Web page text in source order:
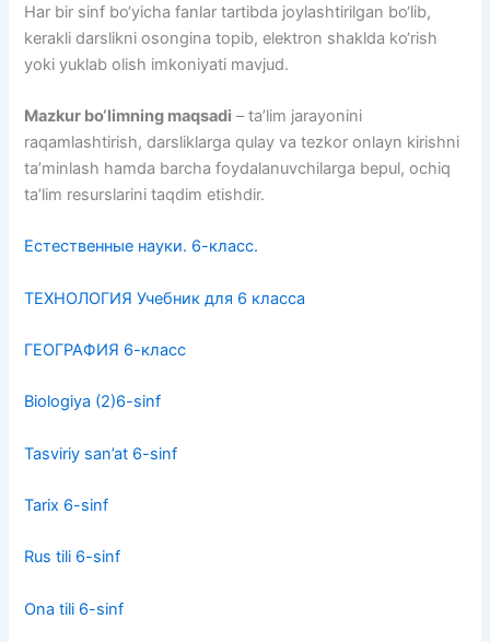
Har bir sinf bo‘yicha fanlar tartibda joylashtirilgan bo‘lib,
kerakli darslikni osongina topib, elektron shaklda ko‘rish
yoki yuklab olish imkoniyati mavjud.
Mazkur bo‘limning maqsadi – ta’lim jarayonini
raqamlashtirish, darsliklarga qulay va tezkor onlayn kirishni
ta’minlash hamda barcha foydalanuvchilarga bepul, ochiq
ta’lim resurslarini taqdim etishdir.
Естественные науки. 6-класс.
ТЕХНОЛОГИЯ Учебник для 6 класса
ГЕОГРАФИЯ 6-класс
Biologiya (2)6-sinf
Tasviriy san’at 6-sinf
Tarix 6-sinf
Rus tili 6-sinf
Ona tili 6-sinf